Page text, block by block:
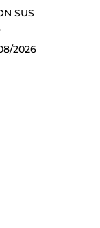
SUS
2026